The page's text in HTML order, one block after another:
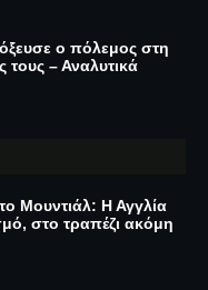
ο πόλεμος στη
τους – Αναλυτικά
Μουντιάλ: Η Αγγλία
στο τραπέζι ακόμη